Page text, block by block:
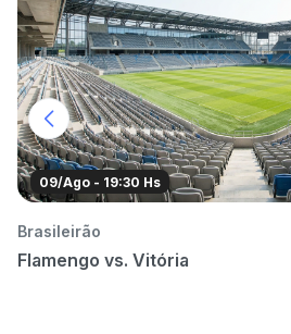
09/Ago - 19:30 Hs
Brasileirão
Flamengo vs. Vitória